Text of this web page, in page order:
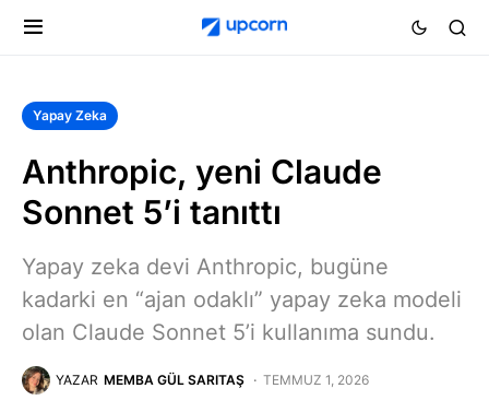
Yapay Zeka
Anthropic, yeni Claude
Sonnet 5’i tanıttı
Yapay zeka devi Anthropic, bugüne
kadarki en “ajan odaklı” yapay zeka modeli
olan Claude Sonnet 5’i kullanıma sundu.
YAZAR MEMBA GÜL SARITAŞ TEMMUZ 1, 2026